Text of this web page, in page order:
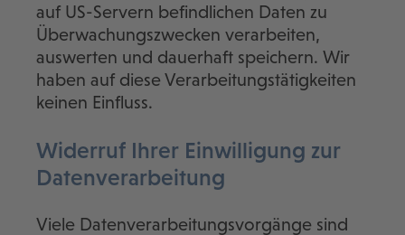
auf US-Servern befindlichen Daten zu
Überwachungszwecken verarbeiten,
auswerten und dauerhaft speichern. Wir
haben auf diese Verarbeitungstätigkeiten
keinen Einfluss.
Widerruf Ihrer Einwilligung zur
Datenverarbeitung
Viele Datenverarbeitungsvorgänge sind